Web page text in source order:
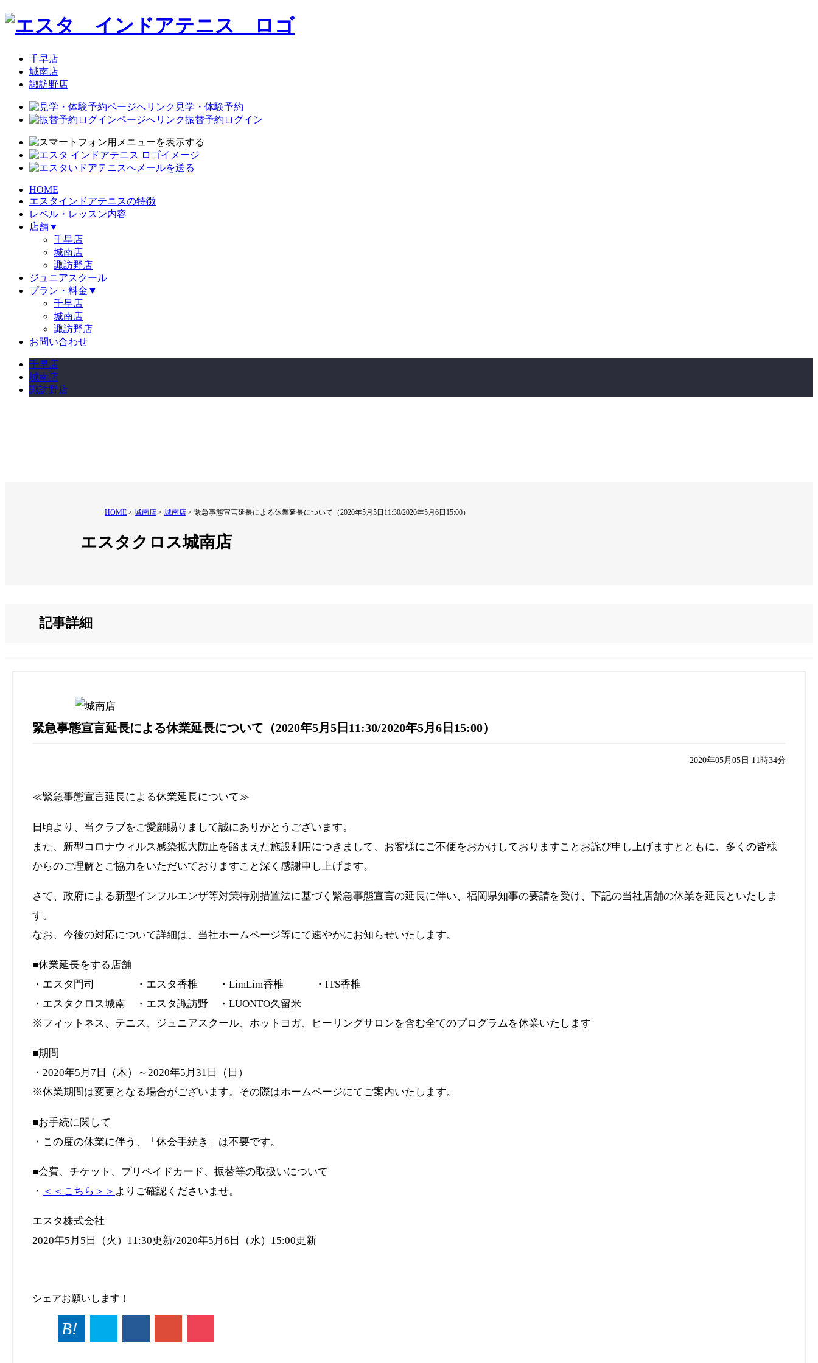
千早店
城南店
諏訪野店
見学・体験予約
振替予約ログイン
HOME
エスタインドアテニスの特徴
レベル・レッスン内容
店舗▼
千早店
城南店
諏訪野店
ジュニアスクール
プラン・料金 ▼
千早店
城南店
諏訪野店
お問い合わせ
千早店
城南店
諏訪野店
HOME 城南店 城南店 緊急事態宣言延長による休業延長について（2020年5月5日11:30/2020年5月6日15:00）
エスタクロス城南店
記事詳細
緊急事態宣言延長による休業延長について（2020年5月5日11:30/2020年5月6日15:00）
2020年05月05日 11時34分
≪緊急事態宣言延長による休業延長について≫
日頃より、当クラブをご愛顧賜りまして誠にありがとうございます。
また、新型コロナウィルス感染拡大防止を踏まえた施設利用につきまして、お客様にご不便をおかけしておりますことお詫び申し上げますとともに、多くの皆様
からのご理解とご協力をいただいておりますこと深く感謝申し上げます。
さて、政府による新型インフルエンザ等対策特別措置法に基づく緊急事態宣言の延長に伴い、福岡県知事の要請を受け、下記の当社店舗の休業を延長といたしま
す。
なお、今後の対応について詳細は、当社ホームページ等にて速やかにお知らせいたします。
■休業延長をする店舗
・エスタ門司 ・エスタ香椎 ・LimLim香椎 ・ITS香椎
・エスタクロス城南 ・エスタ諏訪野 ・LUONTO久留米
※フィットネス、テニス、ジュニアスクール、ホットヨガ、ヒーリングサロンを含む全てのプログラムを休業いたします
■期間
・2020年5月7日（木）～2020年5月31日（日）
※休業期間は変更となる場合がございます。その際はホームページにてご案内いたします。
■お手続に関して
・この度の休業に伴う、「休会手続き」は不要です。
■会費、チケット、プリペイドカード、振替等の取扱いについて
・ ＜＜こちら＞＞ よりご確認くださいませ。
エスタ株式会社
2020年5 月 5 日（火） 11:30更新/2020年5 月 6 日（水） 15:00更新
シェアお願いします！